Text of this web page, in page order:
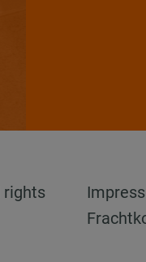
rights